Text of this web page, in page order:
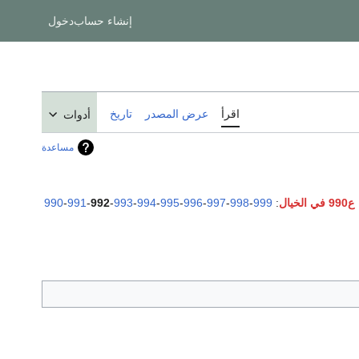
إنشاء حسابدخول
اقرأ عرض المصدر تاريخ أدوات
مساعدة
ع990 في الخيال :
990-991-992-993-994-995-996-997-998-999